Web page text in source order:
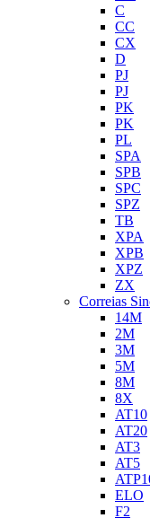
C
CC
CX
D
PJ
PJ
PK
PK
PL
SPA
SPB
SPC
SPZ
TB
XPA
XPB
XPZ
ZX
Correias
14M
2M
3M
5M
8M
8X
AT10
AT20
AT3
AT5
ELO
F2